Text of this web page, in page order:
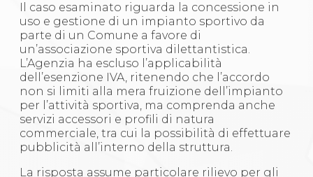
Pancrazio/Pankration
S'istrumpa
News
Calendario Attività
Difesa Personale MGA
La disciplina
News
Merchandising
Mappa del sito
Cerca
Contatti
News
Il caso esaminato riguarda la concessione in
uso e gestione di un impianto sportivo da
parte di un Comune a favore di
un’associazione sportiva dilettantistica.
L’Agenzia ha escluso l’applicabilità
dell’esenzione IVA, ritenendo che l’accordo
non si limiti alla mera fruizione dell’impianto
per l’attività sportiva, ma comprenda anche
servizi accessori e profili di natura
commerciale, tra cui la possibilità di effettuare
pubblicità all’interno della struttura.
La risposta assume particolare rilievo per gli